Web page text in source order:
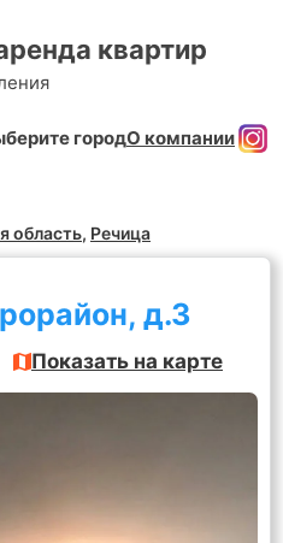
квартир
городО компании
область, Речица
д.3
Показать на карте